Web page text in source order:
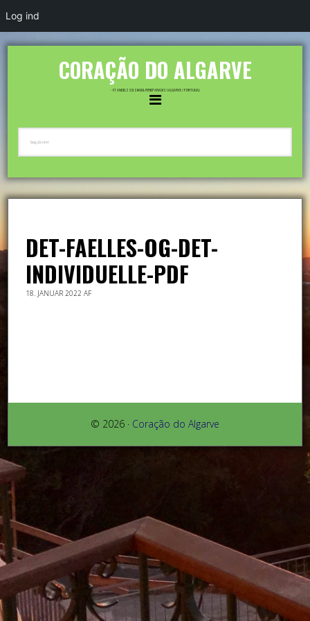
Log ind
CORAÇÃO DO ALGARVE
- ET ANDELSSELSKAB & FERIEPARADIS I ALGARVE / PORTUGAL
DET-FAELLES-OG-DET-
INDIVIDUELLE-PDF
18. JANUAR 2022 AF
© 2026 · Coração do Algarve